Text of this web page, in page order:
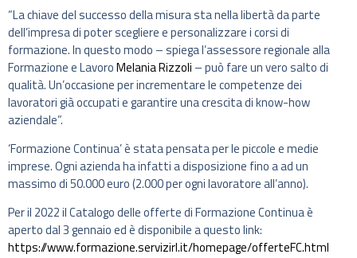
“La chiave del successo della misura sta nella libertà da parte
dell’impresa di poter scegliere e personalizzare i corsi di
formazione. In questo modo – spiega l’assessore regionale alla
Formazione e LavoroMelania Rizzoli – può fare un vero salto di
qualità. Un’occasione per incrementare le competenze dei
lavoratori già occupati e garantire una crescita di know-how
aziendale”.
‘Formazione Continua’ è stata pensata per le piccole e medie
imprese. Ogni azienda ha infatti a disposizione fino a ad un
massimo di 50.000 euro (2.000 per ogni lavoratore all’anno).
Per il 2022 il Catalogo delle offerte di Formazione Continua è
aperto dal 3 gennaio ed è disponibile a questo link:
https://www.formazione.servizirl.it/homepage/offerteFC.html